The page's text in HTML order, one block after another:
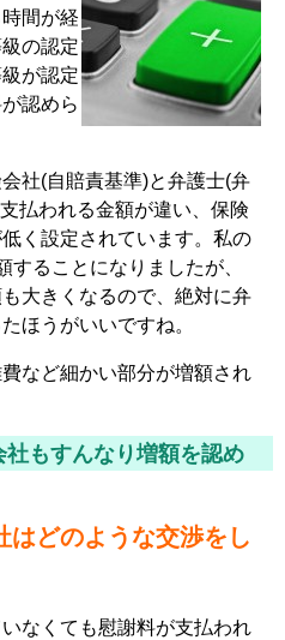
間が経
の認定
が認定
認めら
社(自賠責基準)と弁護士(弁
払われる金額が違い、保険
く設定されています。私の
ることになりましたが、
大きくなるので、絶対に弁
ほうがいいですね。
など細かい部分が増額され
もすんなり増額を認め
どのような交渉をし
なくても慰謝料が支払われ